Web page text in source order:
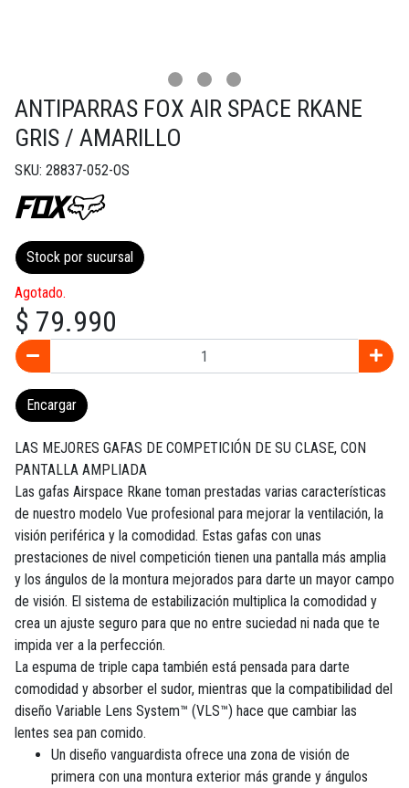
ANTIPARRAS FOX AIR SPACE RKANE
GRIS / AMARILLO
SKU: 28837-052-OS
Stock por sucursal
Agotado.
$ 79.990
Encargar
LAS MEJORES GAFAS DE COMPETICIÓN DE SU CLASE, CON
PANTALLA AMPLIADA
Las gafas Airspace Rkane toman prestadas varias características
de nuestro modelo Vue profesional para mejorar la ventilación, la
visión periférica y la comodidad. Estas gafas con unas
prestaciones de nivel competición tienen una pantalla más amplia
y los ángulos de la montura mejorados para darte un mayor campo
de visión. El sistema de estabilización multiplica la comodidad y
crea un ajuste seguro para que no entre suciedad ni nada que te
impida ver a la perfección.
La espuma de triple capa también está pensada para darte
comodidad y absorber el sudor, mientras que la compatibilidad del
diseño Variable Lens System™ (VLS™) hace que cambiar las
lentes sea pan comido.
Un diseño vanguardista ofrece una zona de visión de
primera con una montura exterior más grande y ángulos